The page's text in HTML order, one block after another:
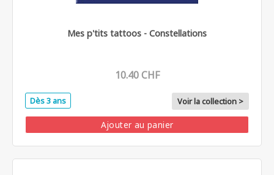
Mes p'tits tattoos - Constellations
10.40 CHF
Dès 3 ans Voir la collection >
Ajouter au panier